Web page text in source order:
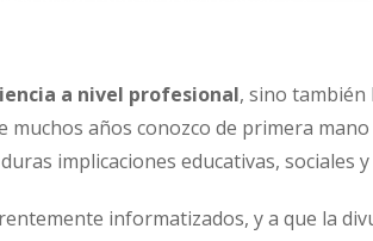
a nivel profesional, sino también
muchos años conozco de primera
implicaciones educativas, sociales
informatizados, y a que la